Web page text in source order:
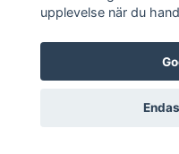
upplevelse när du